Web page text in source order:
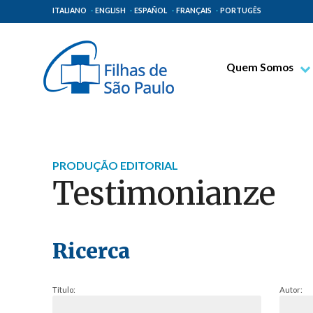
ITALIANO ENGLISH ESPAÑOL FRANÇAIS PORTUGÊS
Quem Somos
Lugares de Origem
PRODUÇÃO EDITORIAL
Testimonianze
Ricerca
Título: Autor: